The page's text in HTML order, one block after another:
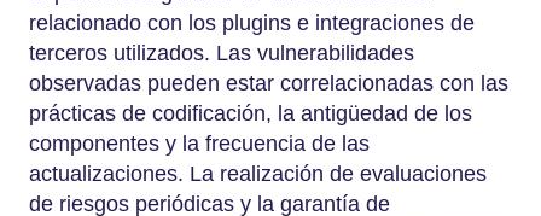
relacionado con los plugins e integraciones de
terceros utilizados. Las vulnerabilidades
observadas pueden estar correlacionadas con las
prácticas de codificación, la antigüedad de los
componentes y la frecuencia de las
actualizaciones. La realización de evaluaciones
de riesgos periódicas y la garantía de